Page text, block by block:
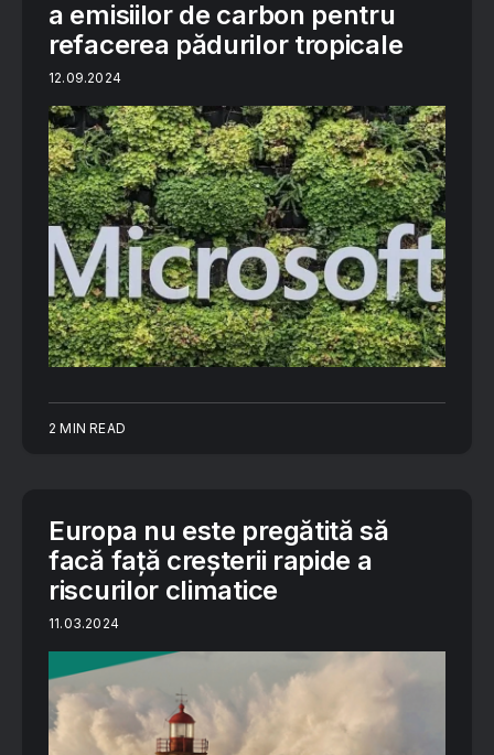
a emisiilor de carbon pentru
refacerea pădurilor tropicale
12.09.2024
2 MIN READ
Europa nu este pregătită să
facă față creșterii rapide a
riscurilor climatice
11.03.2024